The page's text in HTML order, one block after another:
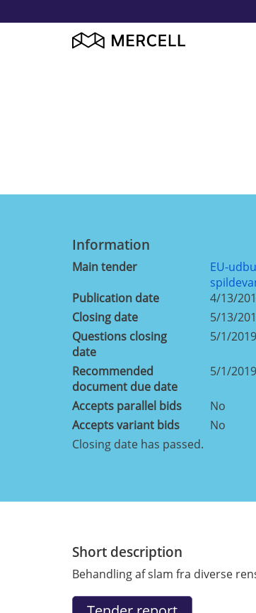
Information
Main tender
EU-
Publication date
4/13/
Closing date
5/13/
Questions closing
date
5/1/
Recommended
document due date
5/1/
Accepts parallel bids
No
Accepts variant bids
No
Closing date has passed.
Short description
Behandling af slam fra diverse